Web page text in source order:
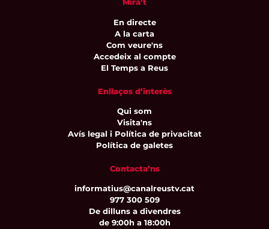
Mira’t
En directe
A la carta
Com veure'ns
Accedeix al compte
El Temps a Reus
Enllaços d’interès
Qui som
Visita'ns
Avís legal i Política de privacitat
Política de galetes
Contacta’ns
informatius@canalreustv.cat
977 300 509
De dilluns a divendres
de 9:00h a 18:00h